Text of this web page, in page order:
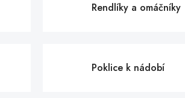
Rendlíky a omáčníky
Poklice k nádobí